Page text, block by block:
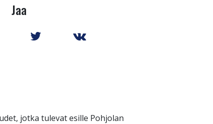
Jaa
jotka tulevat esille Pohjolan